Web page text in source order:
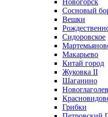
Новогорск
Сосновый
Вешки
Сидоровское
Макарьево
Китай город
Жуковка II
Шаганино
Грибки